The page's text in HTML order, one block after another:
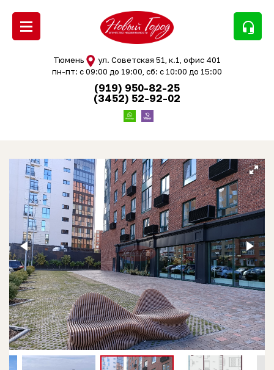
headset_mic
Тюмень
ул. Советская 51, к.1, офис 401
пн-пт: с 09:00 до 19:00, сб: с 10:00 до 15:00
(919) 950-82-25
(3452) 52-92-02